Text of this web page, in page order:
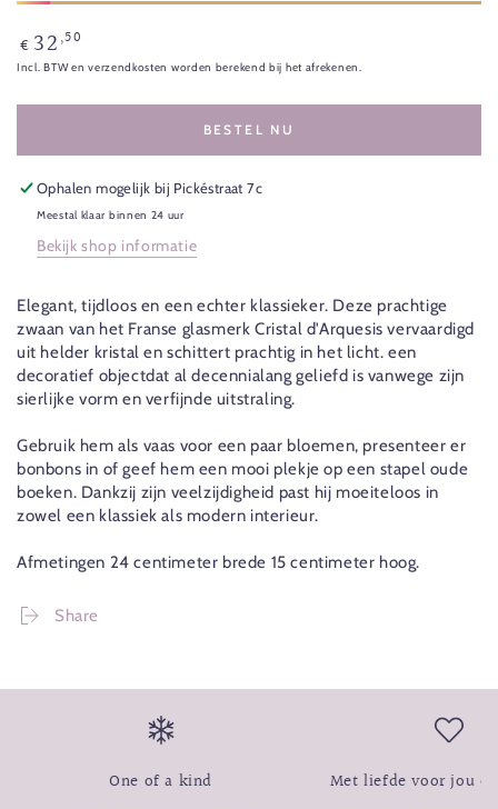
Normale
prijs
€ 32 ,50
Incl. BTW en verzendkosten worden berekend bij het afrekenen.
BESTEL NU
Ophalen mogelijk bij Pickéstraat 7c
Meestal klaar binnen 24 uur
Bekijk shop informatie
Elegant, tijdloos en een echter klassieker. Deze prachtige
zwaan van het Franse glasmerk Cristal d'Arquesis vervaardigd
uit helder kristal en schittert prachtig in het licht. een
decoratief objectdat al decennialang geliefd is vanwege zijn
sierlijke vorm en verfijnde uitstraling.
Gebruik hem als vaas voor een paar bloemen, presenteer er
bonbons in of geef hem een mooi plekje op een stapel oude
boeken. Dankzij zijn veelzijdigheid past hij moeiteloos in
zowel een klassiek als modern interieur.
Afmetingen 24 centimeter brede 15 centimeter hoog.
Share
One of a kind Met liefde voor jou